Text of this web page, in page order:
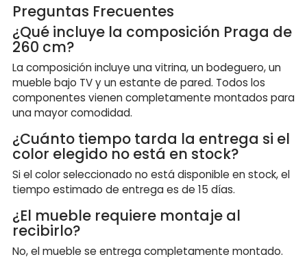
Preguntas Frecuentes
¿Qué incluye la composición Praga de
260 cm?
La composición incluye una vitrina, un bodeguero, un
mueble bajo TV y un estante de pared. Todos los
componentes vienen completamente montados para
una mayor comodidad.
¿Cuánto tiempo tarda la entrega si el
color elegido no está en stock?
Si el color seleccionado no está disponible en stock, el
tiempo estimado de entrega es de 15 días.
¿El mueble requiere montaje al
recibirlo?
No, el mueble se entrega completamente montado.